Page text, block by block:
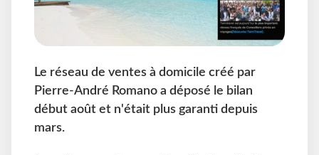
Le réseau de ventes à domicile créé par
Pierre-André Romano a déposé le bilan
début août et n'était plus garanti depuis
mars.